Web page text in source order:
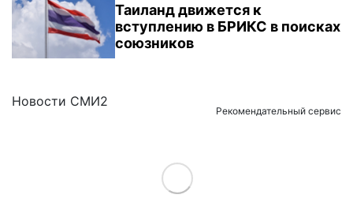
Таиланд движется к
вступлению в БРИКС в поисках
союзников
Новости СМИ2
Рекомендательный сервис
Load More